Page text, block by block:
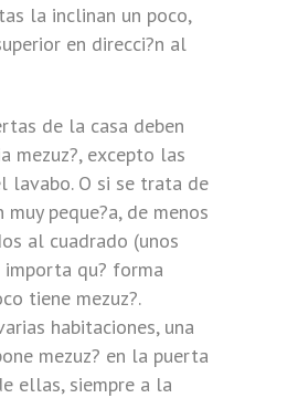
la inclinan un poco,
en direcci?n al
de la casa deben
mezuz?, excepto las
lavabo. O si se trata de
muy peque?a, de menos
al cuadrado (unos
importa qu? forma
tiene mezuz?.
habitaciones, una
mezuz? en la puerta
ellas, siempre a la